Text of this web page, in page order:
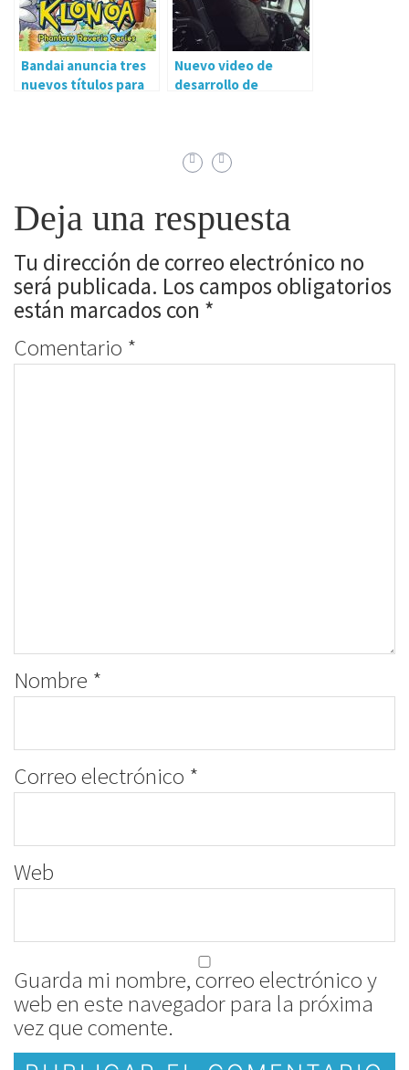
Bandai anuncia tres
nuevos títulos para
Nuevo video de
desarrollo de
Deja una respuesta
Tu dirección de correo electrónico no
será publicada. Los campos obligatorios
están marcados con *
Comentario *
Nombre *
Correo electrónico *
Web
Guarda mi nombre, correo electrónico y
web en este navegador para la próxima
vez que comente.